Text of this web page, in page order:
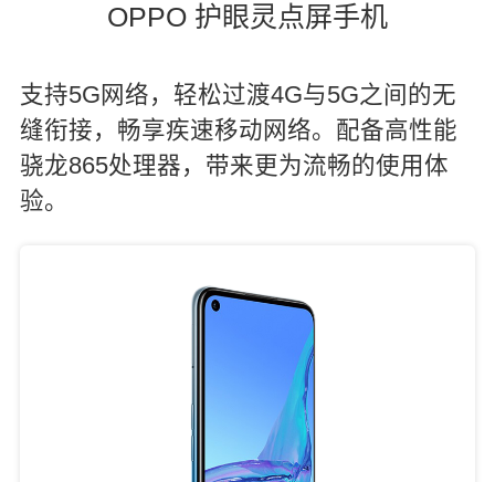
OPPO 护眼灵点屏手机
支持5G网络，轻松过渡4G与5G之间的无
缝衔接，畅享疾速移动网络。配备高性能
骁龙865处理器，带来更为流畅的使用体
验。